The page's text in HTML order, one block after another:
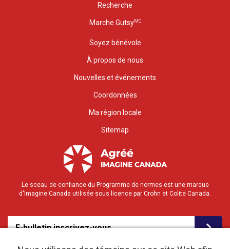
Recherche
Marche GutsyMC
Soyez bénévole
À propos de nous
Nouvelles et événements
Coordonnées
Ma région locale
Sitemap
Le sceau de confiance du Programme de normes est une marque
d'Imagine Canada utilisée sous licence par Crohn et Colite Canada.
E-bulletin inscrivez-vous